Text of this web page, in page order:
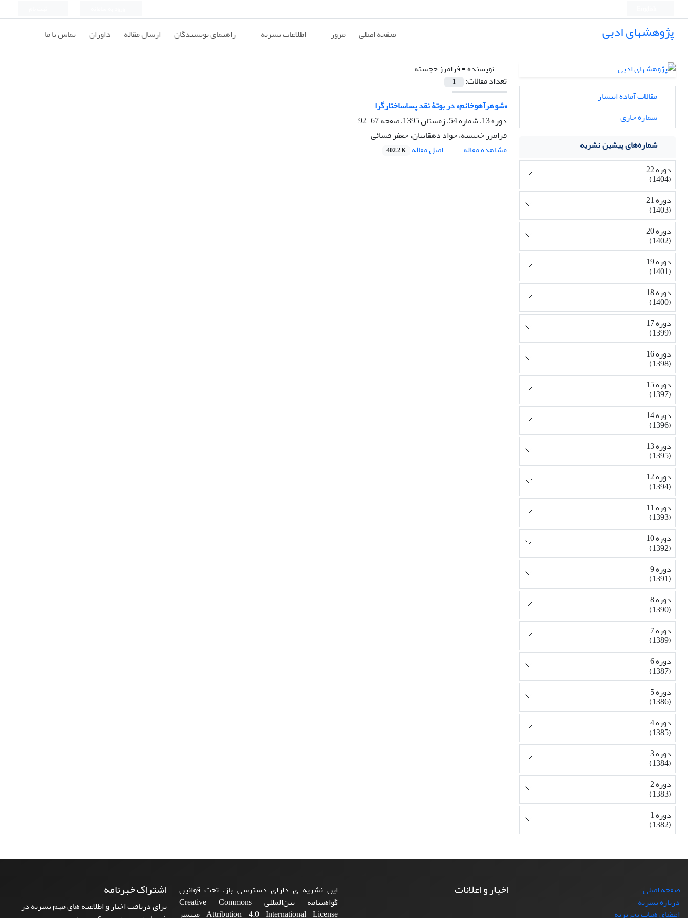
پژوهشهای ادبی صفحه اصلی مرور اطلاعات نشریه راهنمای نویسندگان ارسال مقاله داوران تماس با ما
نویسنده =فرامرز خجسته
تعداد مقالات:
1
«شوهرآهوخانم» در بوتۀ نقد پساساختارگرا
دوره 13، شماره 54، زمستان 1395، صفحه
67-92
فرامرز خجسته، جواد دهقانیان، جعفر فسائی
مشاهده مقاله
اصل مقاله 402.2 K
مقالات آماده انتشار
شماره جاری
شماره‌های پیشین نشریه
دوره 22
(1404)
دوره 21
(1403)
دوره 20
(1402)
دوره 19
(1401)
دوره 18
(1400)
دوره 17
(1399)
دوره 16
(1398)
دوره 15
(1397)
دوره 14
(1396)
دوره 13
(1395)
دوره 12
(1394)
دوره 11
(1393)
دوره 10
(1392)
دوره 9
(1391)
دوره 8
(1390)
دوره 7
(1389)
دوره 6
(1387)
دوره 5
(1386)
دوره 4
(1385)
دوره 3
(1384)
دوره 2
(1383)
دوره 1
(1382)
صفحه اصلی
درباره نشریه
اعضای هیات تحریریه
اخبار و اعلانات
این نشریه ی دارای دسترسی باز، تحت قوانین
گواهینامه بین‌المللی Creative Commons
Attribution 4.0 International License منتشر
اشتراک خبرنامه
برای دریافت اخبار و اطلاعیه های مهم نشریه در